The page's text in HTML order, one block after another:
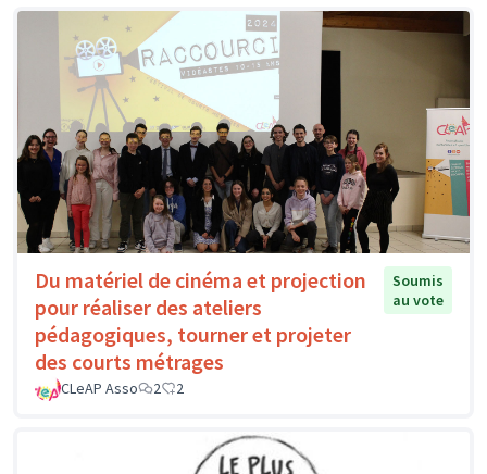
Du matériel de cinéma et projection
pour réaliser des ateliers
pédagogiques, tourner et projeter
des courts métrages
Soumis
au vote
CLeAP Asso 2 2